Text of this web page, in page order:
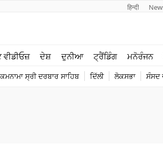
हिन्दी
ਵੀਡੀਓਜ਼ ਦੇਸ਼ ਦੁਨੀਆ ਟ੍ਰੈਂਡਿੰਗ ਮਨੋਰੰਜਨ
ਸ੍ਰੀ ਦਰਬਾਰ ਸਾਹਿਬ ਦਿੱਲੀ ਲੋਕਸਭਾ ਸੰਸਦ
ਮਨੋਰੰਜਨ